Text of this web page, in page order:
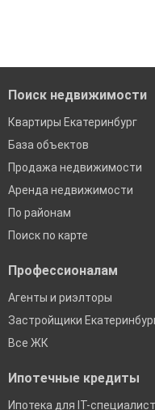
Поиск недвижимости
Квартиры Екатеринбург
База объектов
Продажа недвижимости
Аренда недвижимости
По районам
Поиск по карте
Профессионалам
Агенты и риэлторы
Застройщики
Все ЖК
Ипотечные кредиты
Ипотека для IT-